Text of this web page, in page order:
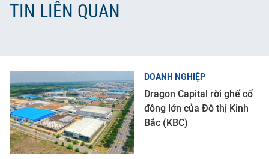
TIN LIÊN QUAN
DOANH NGHIỆP
Dragon Capital rời ghế cổ
đông lớn của Đô thị Kinh
Bắc (KBC)